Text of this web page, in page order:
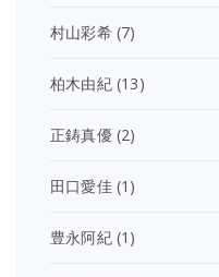
村山彩希(7)
柏木由紀(13)
正鋳真優(2)
田口愛佳(1)
豊永阿紀(1)